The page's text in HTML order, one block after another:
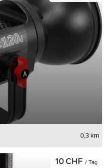
0,3 km
10 CHF / Tag